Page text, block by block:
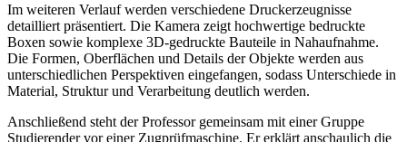
Im weiteren Verlauf werden verschiedene Druckerzeugnisse
detailliert präsentiert. Die Kamera zeigt hochwertige bedruckte
Boxen sowie komplexe 3D-gedruckte Bauteile in Nahaufnahme.
Die Formen, Oberflächen und Details der Objekte werden aus
unterschiedlichen Perspektiven eingefangen, sodass Unterschiede in
Material, Struktur und Verarbeitung deutlich werden.
Anschließend steht der Professor gemeinsam mit einer Gruppe
Studierender vor einer Zugprüfmaschine. Er erklärt anschaulich die